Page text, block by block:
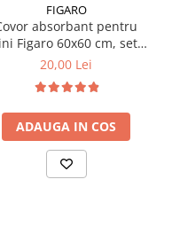
FIGARO
absorbant pentru
Figaro 60x60 cm, set x
10 buc
20,00 Lei
ADAUGA IN COS